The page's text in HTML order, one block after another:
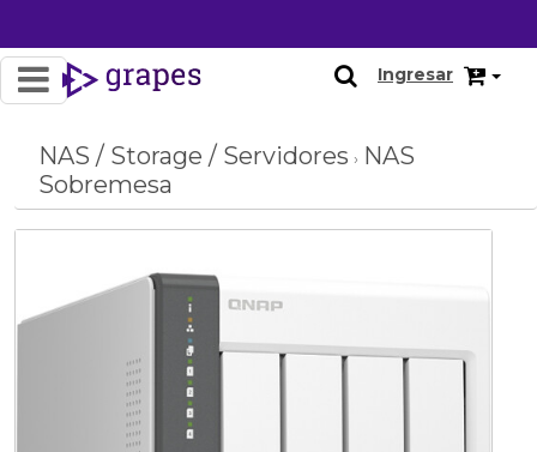
Ingresar
NAS / Storage / Servidores › NAS
Sobremesa